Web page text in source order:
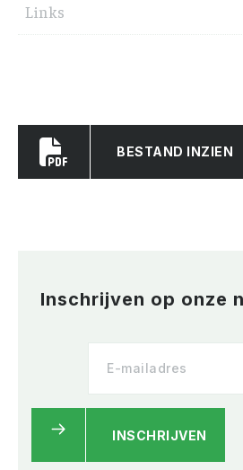
Links
BESTAND INZIEN
Inschrijven op onze
INSCHRIJVEN